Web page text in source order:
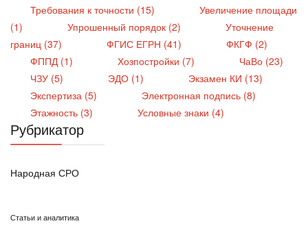
Требования к точности (15)
Увеличение площади
(1)
Упрошенный порядок (2)
Уточнение
границ (37)
ФГИС ЕГРН (41)
ФКГФ (2)
ФППД (1)
Хозпостройки (7)
ЧаВо (23)
ЧЗУ (5)
ЭДО (1)
Экзамен КИ (13)
Экспертиза (5)
Электронная подпись (8)
Этажность (3)
Условные знаки (4)
Рубрикатор
Народная СРО
Статьи и аналитика